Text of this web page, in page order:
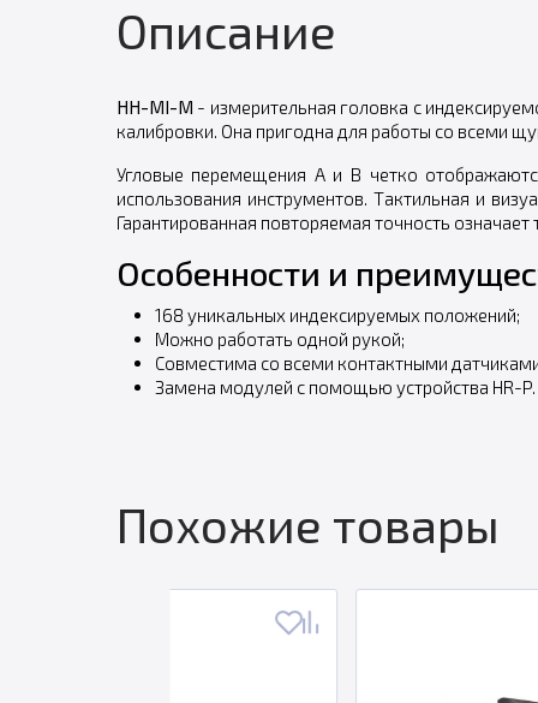
Описание
HH-MI-M - измерительная головка с
калибровки. Она пригодна для работы со всеми
Угловые перемещения А и В четко
использования инструментов. Тактильная и
Гарантированная повторяемая точность
Особенности и
168 уникальных индексируемых положений;
Можно работать одной рукой;
Совместима со всеми контактными
Замена модулей с помощью устройства HR-P.
Похожие товары